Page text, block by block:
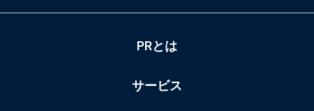
PRとは
サービス